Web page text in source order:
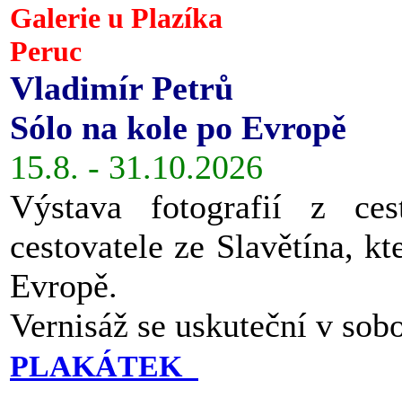
Galerie u Plazíka
Peruc
Vladimír Petrů
Sólo na kole po Evropě
15.8. - 31.10.2026
Výstava fotografií z
cestovatele ze Slavětína,
Evropě.
Vernisáž se uskuteční v
PLAKÁTEK